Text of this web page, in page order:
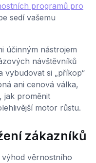
programů pro
sedí vašemu
účinným nástrojem
návštěvníků
vybudovat si „příkop“
ani cenová válka,
jak proměnit
motor růstu.
zákazníků
věrnostního